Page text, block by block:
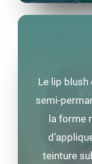
Le lip
semi-
la forme
teinture